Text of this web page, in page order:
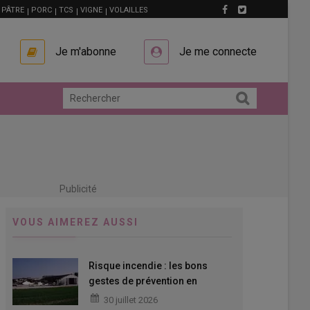
PÂTRE PORC TCS VIGNE VOLAILLES
Je m'abonne Je me connecte
Publicité
VOUS AIMEREZ AUSSI
Risque incendie : les bons
gestes de prévention en
bâtiment d’élevage
30 juillet 2026